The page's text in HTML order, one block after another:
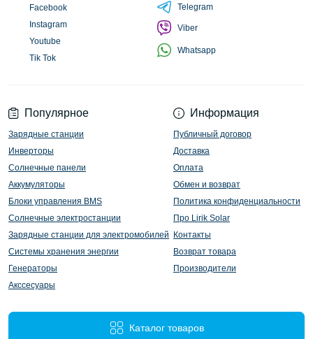
Популярное
Зарядные станции
Инверторы
Солнечные панели
Аккумуляторы
Блоки управления BMS
Солнечные электростанции
Зарядные станции для электромобилей
Системы хранения энергии
Генераторы
Акссесуары
Информация
Публичный договор
Доставка
Оплата
Обмен и возврат
Политика конфиденциальности
Про Lirik Solar
Контакты
Возврат товара
Производители
Каталог товаров
Facebook
Instagram
Youtube
Tik Tok
Telegram
Viber
Whatsapp